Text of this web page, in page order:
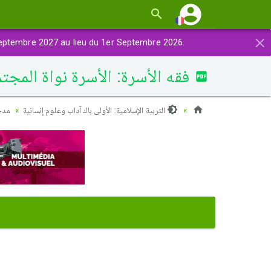
×
2027 au lieu du 1er Septembre 2026.
فقه الأسرة: الأسرة نواة
التربية الإسلامية: الأولى باك آداب وعلوم إنسانية